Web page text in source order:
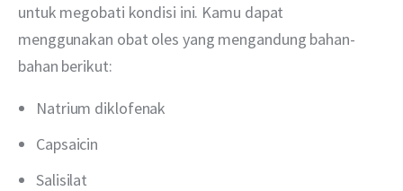
untuk megobati kondisi ini. Kamu dapat
menggunakan obat oles yang mengandung bahan-
bahan berikut:
Natrium diklofenak
Capsaicin
Salisilat